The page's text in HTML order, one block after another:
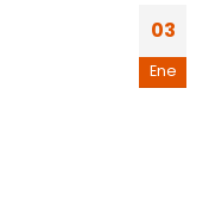
03
Ene